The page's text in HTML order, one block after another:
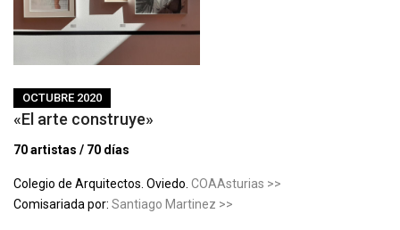
OCTUBRE 2020
«El arte construye»
70 artistas / 70 días
Colegio de Arquitectos. Oviedo. COAAsturias >>
Comisariada por: Santiago Martinez >>